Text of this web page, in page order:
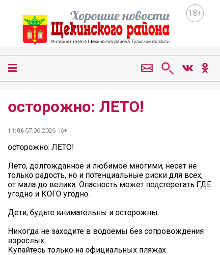
18+
осторожно: ЛЕТО!
11:06 07.06.2026 16+
осторожно: ЛЕТО!
Лето, долгожданное и любимое многими, несет не
только радость, но и потенциальные риски для всех,
от мала до велика. Опасность может подстерегать ГДЕ
угодно и КОГО угодно.
Дети, будьте внимательны и осторожны.
Никогда не заходите в водоемы без сопровождения
взрослых.
Купайтесь только на официальных пляжах.